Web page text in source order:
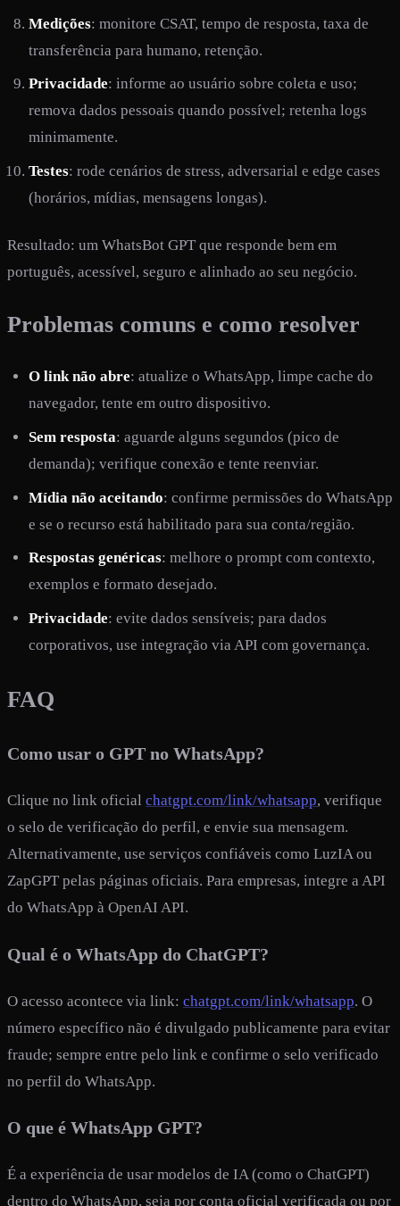
Medições: monitore CSAT, tempo de resposta, taxa de
transferência para humano, retenção.
Privacidade: informe ao usuário sobre coleta e uso;
remova dados pessoais quando possível; retenha logs
minimamente.
Testes: rode cenários de stress, adversarial e edge cases
(horários, mídias, mensagens longas).
Resultado: um WhatsBot GPT que responde bem em
português, acessível, seguro e alinhado ao seu negócio.
Problemas comuns e como resolver
O link não abre: atualize o WhatsApp, limpe cache do
navegador, tente em outro dispositivo.
Sem resposta: aguarde alguns segundos (pico de
demanda); verifique conexão e tente reenviar.
Mídia não aceitando: confirme permissões do WhatsApp
e se o recurso está habilitado para sua conta/região.
Respostas genéricas: melhore o prompt com contexto,
exemplos e formato desejado.
Privacidade: evite dados sensíveis; para dados
corporativos, use integração via API com governança.
FAQ
Como usar o GPT no WhatsApp?
Clique no link oficial chatgpt.com/link/whatsapp, verifique
o selo de verificação do perfil, e envie sua mensagem.
Alternativamente, use serviços confiáveis como LuzIA ou
ZapGPT pelas páginas oficiais. Para empresas, integre a API
do WhatsApp à OpenAI API.
Qual é o WhatsApp do ChatGPT?
O acesso acontece via link: chatgpt.com/link/whatsapp. O
número específico não é divulgado publicamente para evitar
fraude; sempre entre pelo link e confirme o selo verificado
no perfil do WhatsApp.
O que é WhatsApp GPT?
É a experiência de usar modelos de IA (como o ChatGPT)
dentro do WhatsApp, seja por conta oficial verificada ou por